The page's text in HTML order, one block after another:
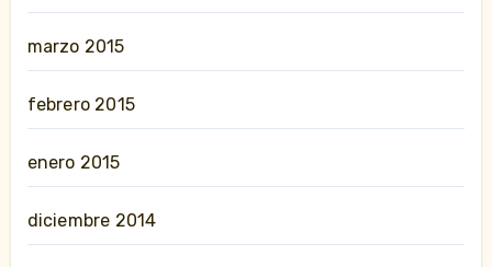
marzo 2015
febrero 2015
enero 2015
diciembre 2014